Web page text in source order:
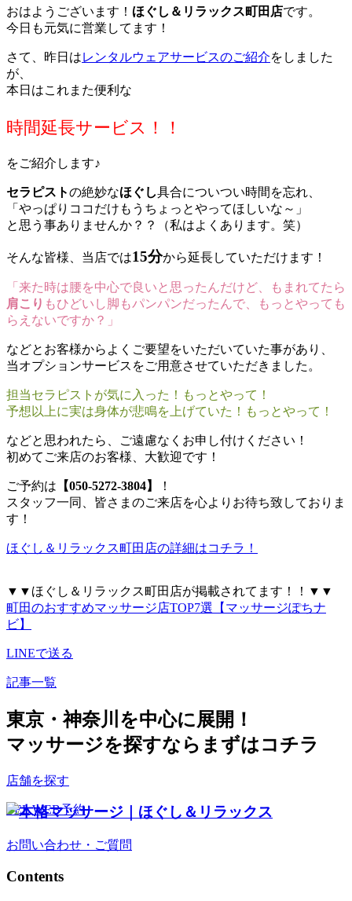
おはようございます！ ほぐし＆リラックス町田店です。
今日も元気に営業してます！
さて、昨日はレンタルウェアサービスのご紹介をしました
が、
本日はこれまた便利な
時間延長サービス！！
をご紹介します♪
セラピストの絶妙なほぐし具合についつい時間を忘れ、
「やっぱりココだけもうちょっとやってほしいな～」
と思う事ありませんか？？（私はよくあります。笑）
そんな皆様、当店では15分から延長していただけます！
「来た時は腰を中心で良いと思ったんだけど、もまれてたら
肩こり もひどいし脚もパンパンだったんで、もっとやっても
らえないですか？」
などとお客様からよくご要望をいただいていた事があり、
当オプションサービスをご用意させていただきました。
担当セラピストが気に入った！もっとやって！
予想以上に実は身体が悲鳴を上げていた！もっとやって！
などと思われたら、ご遠慮なくお申し付けください！
初めてご来店のお客様、大歓迎です！
ご予約は 【050-5272-3804】
！
スタッフ一同、皆さまのご来店を心よりお待ち致しておりま
す！
ほぐし＆リラックス町田店の詳細はコチラ！
▼▼ほぐし＆リラックス町田店が掲載されてます！！▼▼
町田のおすすめマッサージ店TOP7選【マッサージぽちナ
ビ】
LINEで送る
記事一覧
東京・神奈川を中心に展開！
マッサージを探すならまずはコチラ
店舗を探す
TEL WEB予約
お問い合わせ・ご質問
Contents